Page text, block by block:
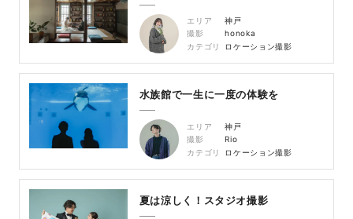
エリア
神戸
撮影
honoka
カテゴリ
ロケーション撮影
水族館で一生に一度の体験を
エリア
神戸
撮影
Rio
カテゴリ
ロケーション撮影
夏は涼しく！スタジオ撮影